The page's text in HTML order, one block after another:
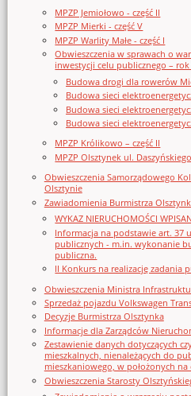
MPZP Jemiołowo - część II
MPZP Mierki - część V
MPZP Warlity Małe - część I
Obwieszczenia w sprawach o
inwestycji celu publicznego – rok
Budowa drogi dla rowerów
Budowa sieci
Budowa sieci
Budowa sieci
MPZP Królikowo – część II
MPZP Olsztynek ul.
Obwieszczenia Samorządowego
Olsztynie
Zawiadomienia Burmistrza
WYKAZ NIERUCHOMOŚCI
Informacja na podstawie art. 37
publicznych - m.in. wykonanie
publiczna.
II Konkurs na realizację zadania
Obwieszczenia Ministra
Sprzedaż pojazdu Volkswagen
Decyzje Burmistrza Olsztynka
Informacje dla Zarządców
Zestawienie danych dotyczących
mieszkalnych, nienależących do
mieszkaniowego, w położonych
Obwieszczenia Starosty